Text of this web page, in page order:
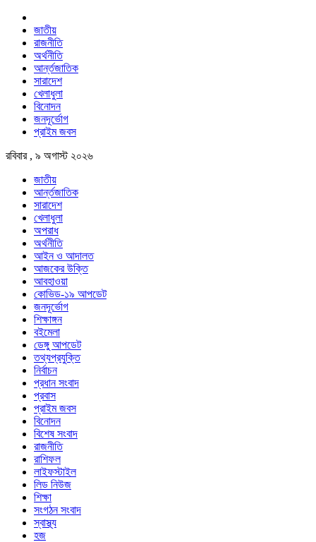
জাতীয়
রাজনীতি
অর্থনীতি
আর্ন্তজাতিক
সারাদেশ
খেলাধুলা
বিনোদন
জনদূর্ভোগ
প্রাইম জবস
রবিবার , ৯ অগাস্ট ২০২৬
জাতীয়
আর্ন্তজাতিক
সারাদেশ
খেলাধুলা
অপরাধ
অর্থনীতি
আইন ও আদালত
আজকের উক্তি
আবহাওয়া
কোভিড-১৯ আপডেট
জনদূর্ভোগ
শিক্ষাঙ্গন
বইমেলা
ডেঙ্গু আপডেট
তথ্যপ্রযুক্তি
নির্বাচন
প্রধান সংবাদ
প্রবাস
প্রাইম জবস
বিনোদন
বিশেষ সংবাদ
রাজনীতি
রাশিফল
লাইফস্টাইল
লিড নিউজ
শিক্ষা
সংগঠন সংবাদ
স্বাস্থ্য
হজ